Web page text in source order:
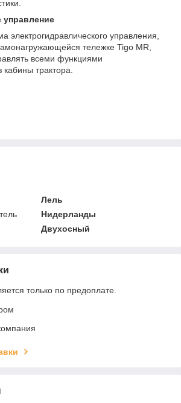
управление
электрогидравлического управления,
тележке Tigo MR,
всеми функциями
трактора.
Лель
Нидерланды
Двухосный
только по предоплате.